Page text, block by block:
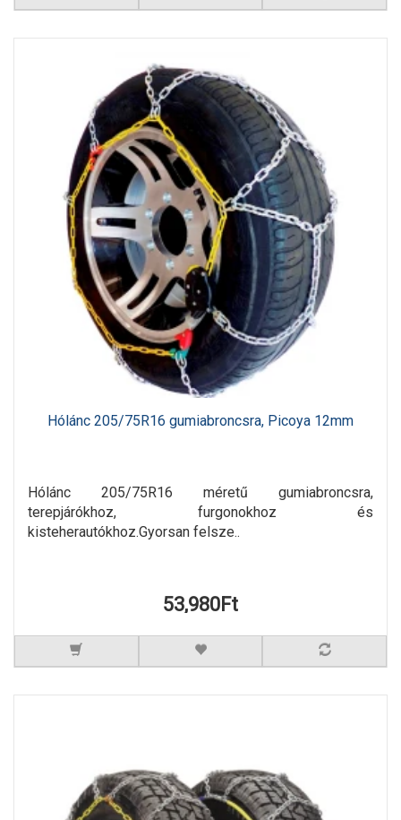
Hólánc 205/75R16 gumiabroncsra, Picoya 12mm
Hólánc 205/75R16 méretű gumiabroncsra,
terepjárókhoz, furgonokhoz és
kisteherautókhoz.Gyorsan felsze..
53,980Ft